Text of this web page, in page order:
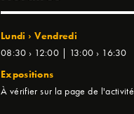
Lundi › Vendredi
08:30 › 12:00 | 13:00 › 16:30
Expositions
À vérifier sur la page de l'activité